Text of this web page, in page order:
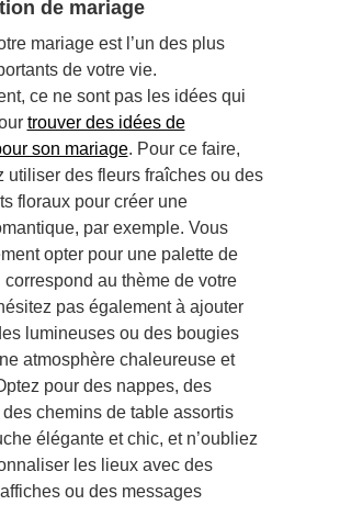
de mariage
mariage est l’un des plus
de votre vie.
ce ne sont pas les idées qui
trouver des idées de
son mariage. Pour ce faire,
utiliser des fleurs fraîches ou des
floraux pour créer une
par exemple. Vous
opter pour une palette de
au thème de votre
pas également à ajouter
lumineuses ou des bougies
atmosphère chaleureuse et
pour des nappes, des
chemins de table assortis
élégante et chic, et n’oubliez
les lieux avec des
ou des messages